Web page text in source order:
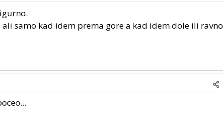
samo kad idem prema gore a kad idem dole ili ravno